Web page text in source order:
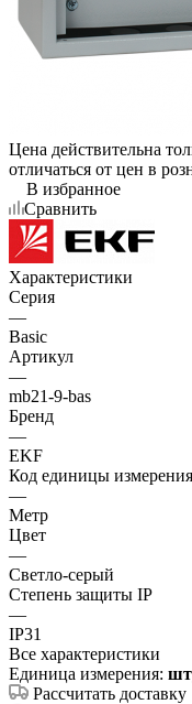
Цена действительна
отличаться от цен в
В избранное
Сравнить
Характеристики
Серия
—
Basic
Артикул
—
mb21-9-bas
Бренд
—
EKF
Код единицы
—
Метр
Цвет
—
Светло-серый
Степень защиты IP
—
IP31
Все характеристики
Единица измерения:
Рассчитать доставку